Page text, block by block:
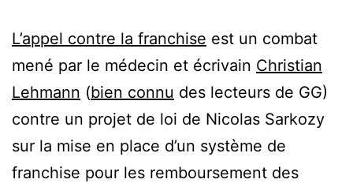
L’appel contre la franchise est un combat
mené par le médecin et écrivain Christian
Lehmann (bien connu des lecteurs de GG)
contre un projet de loi de Nicolas Sarkozy
sur la mise en place d’un système de
franchise pour les remboursement des